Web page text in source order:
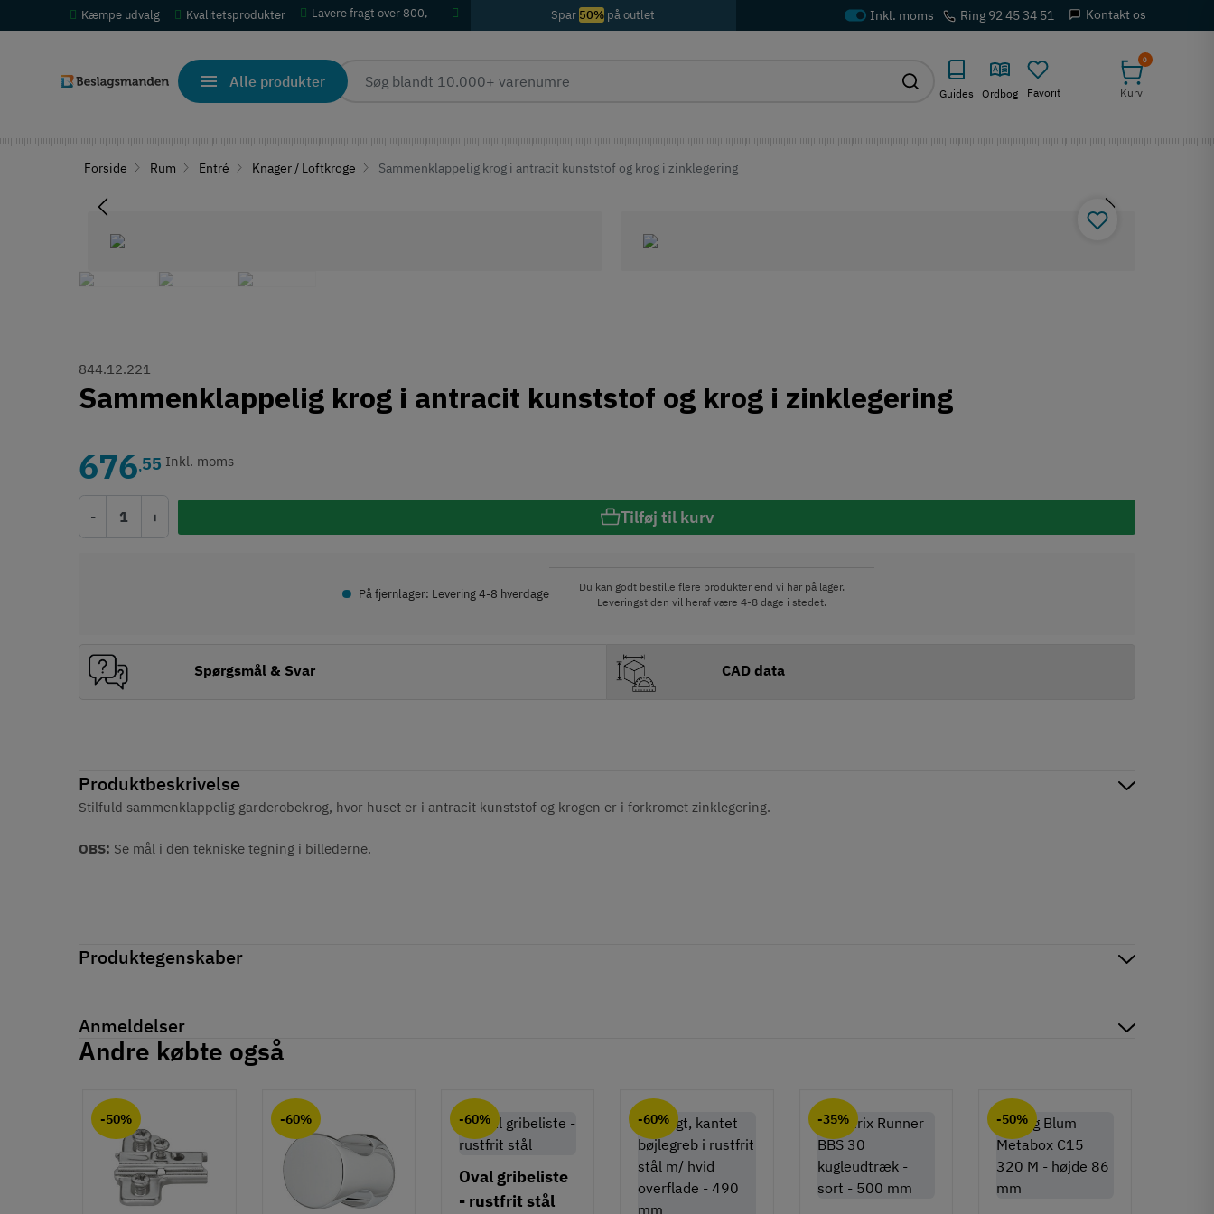
Kæmpe udvalg Kvalitetsprodukter Lavere fragt over 800,- Spar 50% på outlet Ring 92 45 34 51 Kontakt os
Alle produkter
Guides Ordbog Favorit
0
Kurv
Forside Rum Entré Knager / Loftkroge Sammenklappelig krog i antracit kunststof og krog i zinklegering
Produktbeskrivelse
Stilfuld sammenklappelig garderobekrog, hvor huset er i antracit kunststof og krogen er i forkromet zinklegering.
OBS: Se mål i den tekniske tegning i billederne.
Produktegenskaber
Produktinformation
Kunststof
Zinklegering
Overflade
Forkromet
Anmeldelser
844.12.221
Sammenklappelig krog i antracit kunststof og krog i zinklegering
676,55 Inkl. moms
- + Tilføj til kurv
• På fjernlager: Levering 4-8 hverdage
Du kan godt bestille flere produkter end vi har på lager.
Leveringstiden vil heraf være 4-8 dage i stedet.
Spørgsmål & Svar CAD data
Andre købte også
-50% -60% -60%
Oval gribeliste
- rustfrit stål
-60% -35% -50%